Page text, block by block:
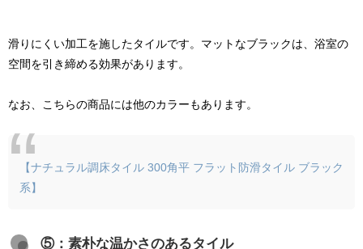
滑りにくい加工を施したタイルです。マットなブラックは、浴室の
空間を引き締める効果があります。
なお、こちらの商品には他のカラーもあります。
【ナチュラル調床タイル 300角平 フラット防滑タイル ブラック
系】
⑤：素朴な温かさのあるタイル